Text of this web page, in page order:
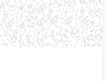
en plaques me rend
[…]